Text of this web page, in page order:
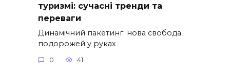
туризмі: сучасні тренди та
переваги
Динамічний пакетинг: нова свобода
подорожей у руках
0 41